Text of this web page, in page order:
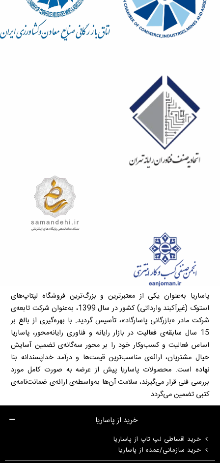
پاساریا به‌عنوان یکی از معتبرترین و بزرگ‌ترین فروشگاه لپتاپ‌های
استوک (غیرآکبند وارداتی) کشور در سال 1399، به‌عنوان شرکت تابعه‌ی
شرکت مادر «بازرگانی پاسارگاد»، تأسیس گردید. با بهره‌گیری از بالغ بر
15 سال سابقه‌ی فعالیت در بازار رایانه و فناوری رایانه‌محور، پاساریا
اساس فعالیت و کسب‌وکار خود را بر محور سه‌گانه‌ی تضمین آسایش
خیال مشتریان، ارائه‌ی مناسب‌ترین قیمت‌ها و درآمد خداپسندانه بنا
نهاده است. محصولات پاساریا پیش از عرضه به صورت کامل مورد
بررسی فنی قرار می‌گیرند، سلامت آن‌ها به‌واسطه‌ی ارائه‌ی ضمانت‌نامه‌ی
کتبی تضمین می‌گردد
خرید از پاساریا
خرید اقساطی لپ تاپ از پاساریا
خرید سازمانی/عمده از پاساریا